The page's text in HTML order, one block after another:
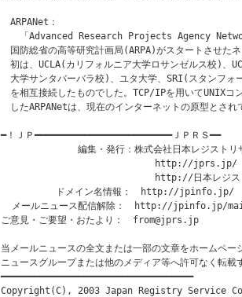
ARPANet：
「Advanced Research Projects Agency
国防総省の高等研究計画局(ARPA)がスタートさせた
初は、UCLA(カリフォルニア大学ロサンゼルス校)、
大学サンタバーバラ校)、ユタ大学、SRI(スタンフォ
を相互接続したものでした。TCP/IPを用いてUNIXコ
したARPANetは、現在のインターネットの原型とされ
━！ＪＰ━━━━━━━━━━━━━━━━━━━━━━━━━ＪＰＲＳ━━
編集・発行：株式会社日本レジスト
                            http://jprs.jp/
http://日本レジス
          ドメイン名情報：　http://jpinfo.jp/
メールニュース配信解除：　http://jpinfo.jp/
ご意見・ご要望・おたより：　from@jprs.jp
当メールニュースの全文または一部の文章をホームペー
ニュースグループまたは他のメディア等へ許可なく転載
━━━━━━━━━━━━━━━━━━━━━━━━━━━━━━━━━━━